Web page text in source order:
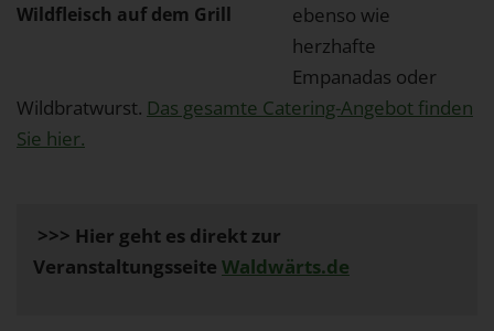
Wildfleisch auf dem Grill
ebenso wie
herzhafte
Empanadas oder
Wildbratwurst. Das gesamte Catering-Angebot finden
Sie hier.
>>> Hier geht es direkt zur
Veranstaltungsseite Waldwärts.de